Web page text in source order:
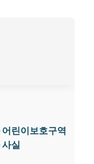
린이보호구역
실